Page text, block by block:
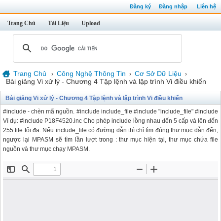
Đăng ký Đăng nhập Liên hệ
Trang Chủ Tài Liệu Upload
Trang Chủ › Công Nghệ Thông Tin › Cơ Sở Dữ Liệu ›
Bài giảng Vi xử lý - Chương 4 Tập lệnh và lập trình Vi điều khiển
Bài giảng Vi xử lý - Chương 4 Tập lệnh và lập trình Vi điều khiển
#include - chèn mã nguồn. #include include_file #include "include_file" #include
Ví dụ: #include P18F4520.inc Cho phép include lồng nhau đến 5 cấp và lên đến
255 file tối đa. Nếu include_file có đường dẫn thì chỉ tìm đúng thư mục dẫn đến,
ngược lại MPASM sẽ tìm lần lượt trong : thư mục hiện tại, thư mục chứa file
nguồn và thư mục chạy MPASM.